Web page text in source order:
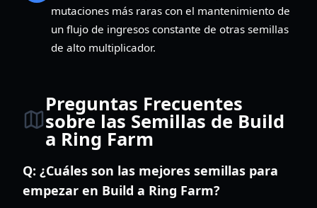
mutaciones más raras con el mantenimiento de
un flujo de ingresos constante de otras semillas
de alto multiplicador.
Preguntas Frecuentes
sobre las Semillas de Build
a Ring Farm
Q: ¿Cuáles son las mejores semillas para
empezar en Build a Ring Farm?